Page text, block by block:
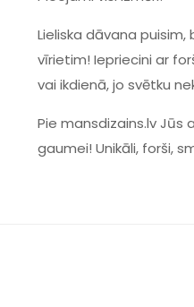
Lieliska dāvana
vīrietim! Iepriecini ar
vai ikdienā, jo svētku
Pie mansdizains.lv
gaumei! Unikāli, forši,